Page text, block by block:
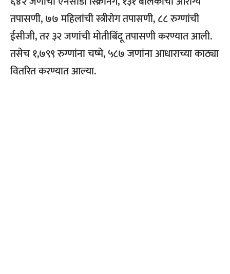
तपासणी, ७७ महिलांची स्त्रीरोग तपासणी, ८८ रुग्णांची
ईसीजी, तर ३२ जणांची मोतीबिंदू तपासणी करण्यात आली.
तसेच १,७९९ रुग्णांना चष्मे, ५८७ जणांना आधाराच्या काठ्या
वितरित करण्यात आल्या.